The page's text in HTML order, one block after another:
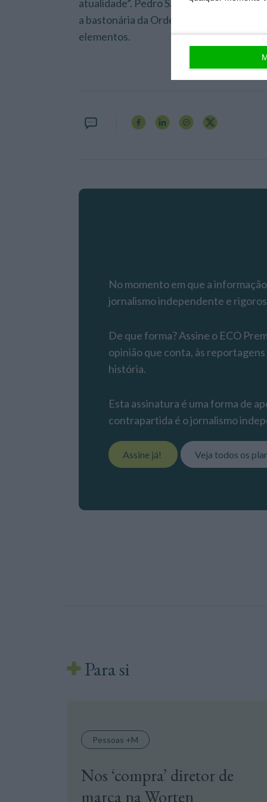
atualidade”. Pedro Santana Lopes,
a bastonária da Ordem do Advogados,
elementos.
No momento em que a
jornalismo independente e
De que forma? Assine o ECO
opinião que conta, às
história.
Esta assinatura é uma forma de
contrapartida é o jornalismo
Assine já! Veja todos os
Para si
Pessoas +M
Nos ‘compra’ diretor de
marca na Worten